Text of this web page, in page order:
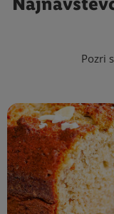
Pozri